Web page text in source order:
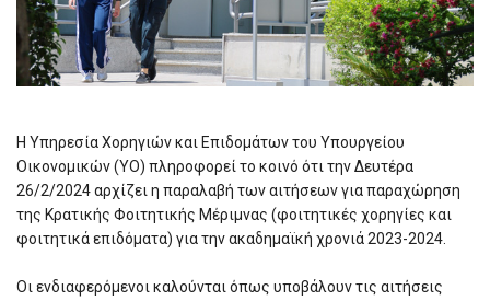
Η Υπηρεσία Χορηγιών και Επιδομάτων του Υπουργείου
Οικονομικών (ΥΟ) πληροφορεί το κοινό ότι την Δευτέρα
26/2/2024 αρχίζει η παραλαβή των αιτήσεων για παραχώρηση
της Κρατικής Φοιτητικής Μέριμνας (φοιτητικές χορηγίες και
φοιτητικά επιδόματα) για την ακαδημαϊκή χρονιά 2023-2024.
Οι ενδιαφερόμενοι καλούνται όπως υποβάλουν τις αιτήσεις